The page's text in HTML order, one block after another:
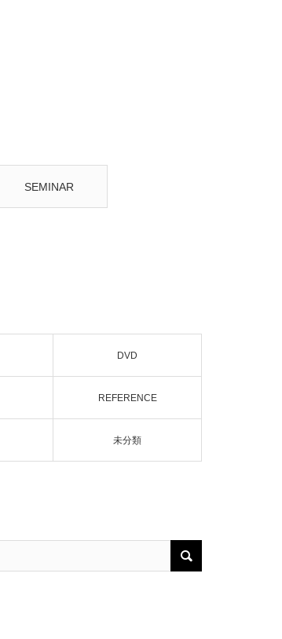
SEMINAR
DVD
REFERENCE
未分類